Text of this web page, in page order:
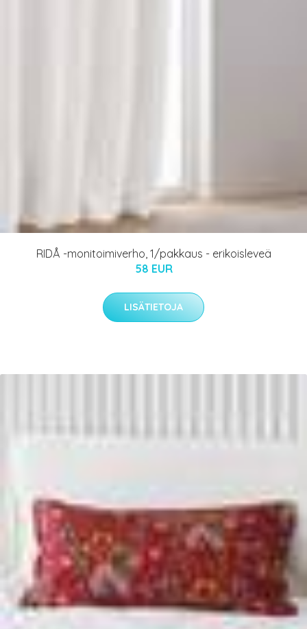
RIDÅ -monitoimiverho, 1/pakkaus - erikoisleveä
58 EUR
LISÄTIETOJA